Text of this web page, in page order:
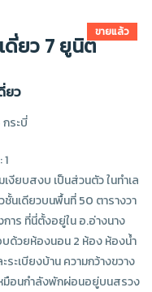
ดี่ยว 7 ยูนิตขายแล้ว
ยว
กระบี่
งียบสงบ เป็นส่วนตัว ในทำเล
นเดียวบนพื้นที่ 50 ตารางวา
าร ที่นี่ตั้งอยู่ใน อ.อ่างนาง
บด้วยห้องนอน 2 ห้อง ห้องน้ำ
ะเบียงบ้าน ความกว้างขวาง
มือนกำลังพักผ่อนอยู่บนสรวง